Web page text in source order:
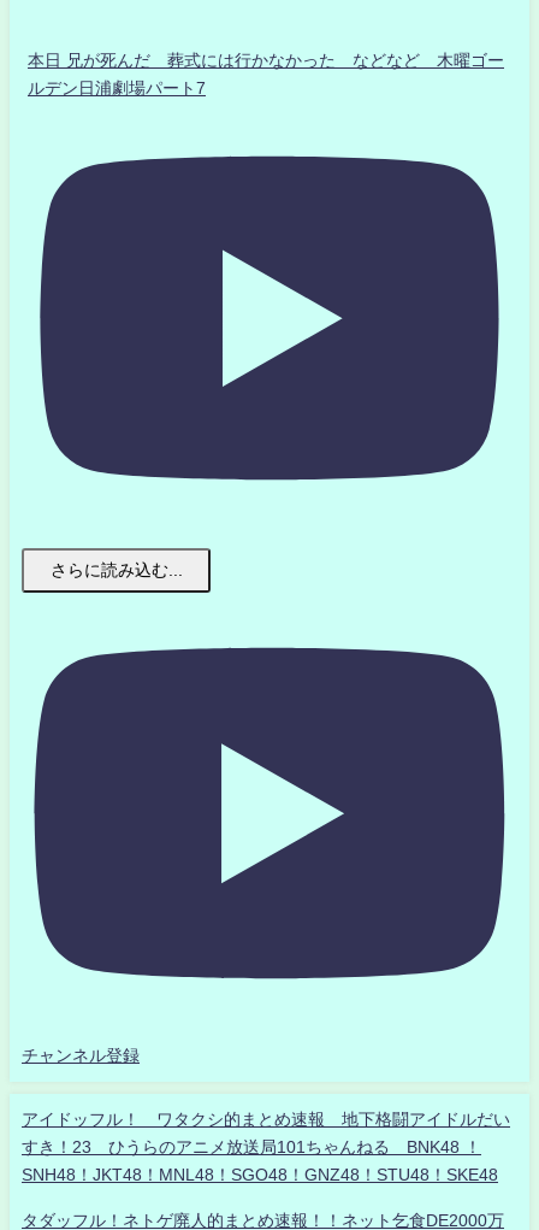
本日 兄が死んだ 葬式には行かなかった などなど 木曜ゴー
ルデン日浦劇場パート7
さらに読み込む...
チャンネル登録
アイドッフル！ ワタクシ的まとめ速報 地下格闘アイドルだい
すき！23 ひうらのアニメ放送局101ちゃんねる BNK48 ！
SNH48！JKT48！MNL48！SGO48！GNZ48！STU48！SKE48
タダッフル！ネトゲ廃人的まとめ速報！！ネット乞食DE2000万